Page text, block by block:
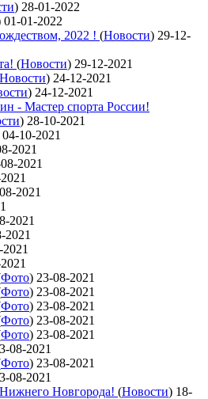
) 28-01-2022
01-01-2022
2022 ! (Новости) 29-12-
(Новости) 29-12-2021
Новости) 24-12-2021
) 24-12-2021
- Мастер спорта России!
) 28-10-2021
04-10-2021
2021
2021
2021
2021
2021
Фото) 23-08-2021
Фото) 23-08-2021
Фото) 23-08-2021
Фото) 23-08-2021
Фото) 23-08-2021
08-2021
Фото) 23-08-2021
08-2021
Новгорода! (Новости) 18-